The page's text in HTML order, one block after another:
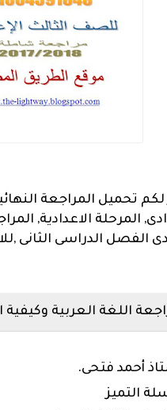
المرحلة الاعدادية,
الفصل الدراسى الثانى
اللغة العربية
أحمد فتحى.
التميز